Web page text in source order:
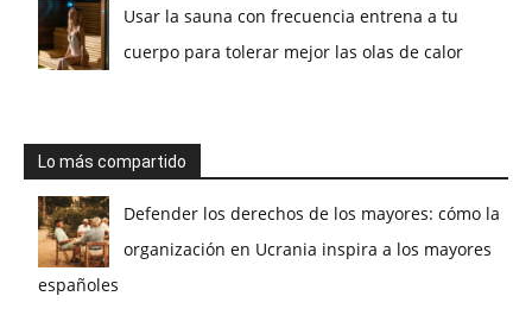
Usar la sauna con frecuencia entrena a tu
cuerpo para tolerar mejor las olas de calor
Lo más compartido
Defender los derechos de los mayores: cómo la
organización en Ucrania inspira a los mayores
españoles